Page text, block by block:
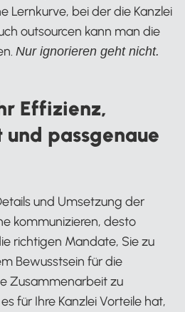
Lernkurve, bei der die Kanzlei
outsourcen kann man die
Nur ignorieren geht nicht.
Effizienz,
und passgenaue
und Umsetzung der
kommunizieren, desto
richtigen Mandate, Sie zu
Bewusstsein für die
Zusammenarbeit zu
für Ihre Kanzlei Vorteile hat,